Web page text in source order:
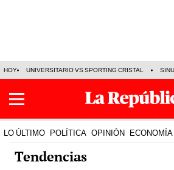
HOY UNIVERSITARIO VS SPORTING CRISTAL
LO ÚLTIMO POLÍTICA OPINIÓN ECONOMÍA
Tendencias